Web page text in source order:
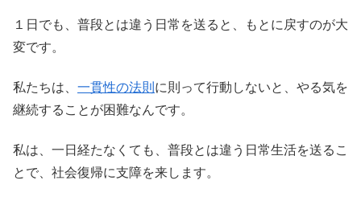
１日でも、普段とは違う日常を送ると、もとに戻すのが大
変です。
私たちは、 一貫性の法則 に則って行動しないと、やる気を
継続することが困難なんです。
私は、一日経たなくても、普段とは違う日常生活を送るこ
とで、社会復帰に支障を来します。